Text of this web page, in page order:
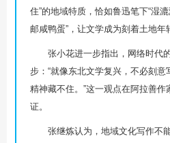
住”的地域特质，恰如鲁迅笔下“湿
邮咸鸭蛋”，让文学成为刻着土地年
张小花进一步指出，网络时代
步：“就像东北文学复兴，不必刻意
精神藏不住。”这一观点在阿拉善
证。
张继炼认为，地域文化写作不